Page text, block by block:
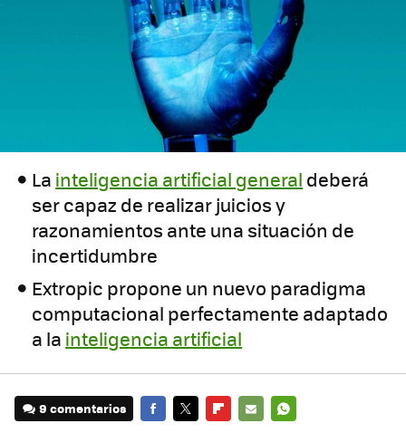
La inteligencia artificial general deberá
ser capaz de realizar juicios y
razonamientos ante una situación de
incertidumbre
Extropic propone un nuevo paradigma
computacional perfectamente adaptado
a la inteligencia artificial
9 comentarios